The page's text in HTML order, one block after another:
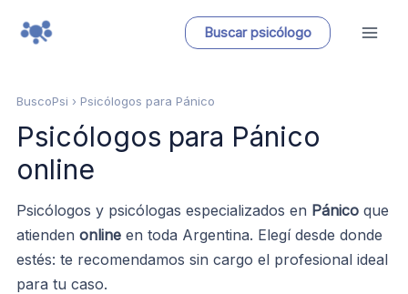
Buscar psicólogo
BuscoPsi › Psicólogos para Pánico
Psicólogos para Pánico
online
Psicólogos y psicólogas especializados en Pánico que
atienden online en toda Argentina. Elegí desde donde
estés: te recomendamos sin cargo el profesional ideal
para tu caso.